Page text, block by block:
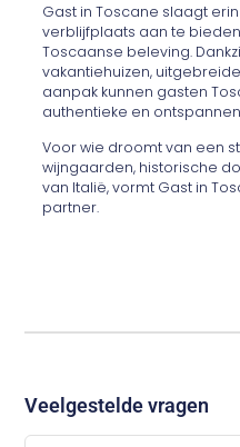
Gast in Toscane slaagt
verblijfplaats aan te
Toscaanse beleving.
vakantiehuizen,
aanpak kunnen gasten
authentieke en
Voor wie droomt van een
wijngaarden, historische
van Italië, vormt Gast in
partner.
Veelgestelde vragen